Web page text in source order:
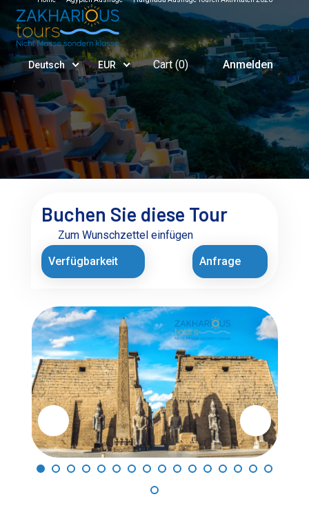
Deutsch EUR Cart (0) Anmelden
Buchen Sie diese Tour
Zum Wunschzettel einfügen
Verfügbarkeit
Anfrage